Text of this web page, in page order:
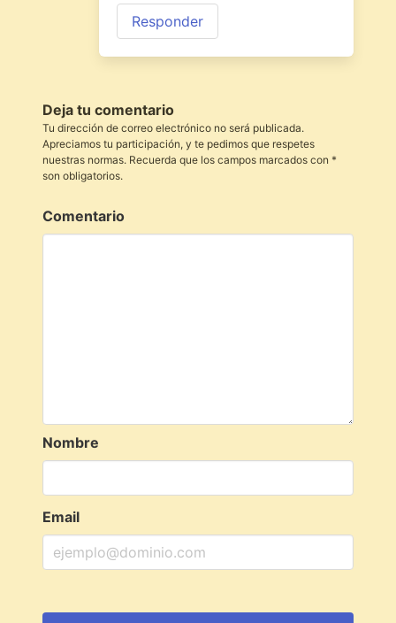
Responder
Deja tu comentario
Tu dirección de correo electrónico no será publicada.
Apreciamos tu participación, y te pedimos que respetes
nuestras normas. Recuerda que los campos marcados con *
son obligatorios.
Comentario
Nombre
Email